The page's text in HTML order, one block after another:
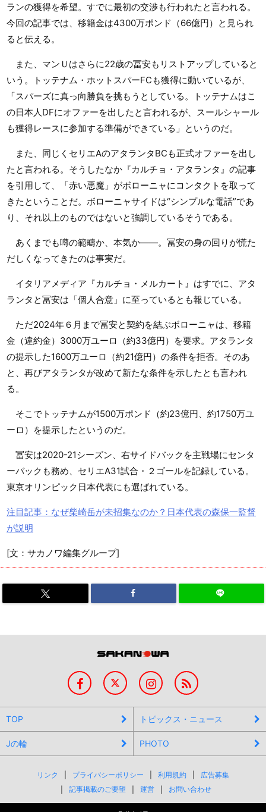
ランの獲得を希望。すでに最初の交渉も行われたと言われる。
今回の記事では、移籍金は4300万ポンド（66億円）と見られ
ると伝える。
また、マンＵはさらに22歳の冨安もリストアップしていると
いう。トッテナム・ホットスパーFCも獲得に動いているが、
「スパーズに真っ向勝負を挑もうとしている。トッテナムはこ
の日本人DFにオファーを出したと言われるが、スールシャール
も獲得レースに参加する準備ができている」というのだ。
また、同じくセリエAのアタランタBCも正式オファーを出し
たと言われる。そうしたなか『カルチョ・アタランタ』の記事
を引用して、「赤い悪魔」がボローニャにコンタクトを取って
きたということだ。ボローニャサイドは“シンプルな電話”であ
り、それ以上のものではないと強調しているそうである。
あくまでも噂の範疇か、本気か――。冨安の身の回りが慌た
だしくなってきたのは事実だ。
イタリアメディア『カルチョ・メルカート』はすでに、アタ
ランタと冨安は「個人合意」に至っているとも報じている。
ただ2024年６月まで冨安と契約を結ぶボローニャは、移籍
金（違約金）3000万ユーロ（約33億円）を要求。アタランタ
の提示した1600万ユーロ（約21億円）の条件を拒否。そのあ
と、再びアタランタが改めて新たな条件を示したとも言われ
る。
そこでトッテナムが1500万ポンド（約23億円、約1750万ユ
ーロ）を提示したというのだ。
冨安は2020-21シーズン、右サイドバックを主戦場にセンタ
ーバックも務め、セリエA31試合・２ゴールを記録している。
東京オリンピック日本代表にも選ばれている。
注目記事：なぜ柴崎岳が未招集なのか？日本代表の森保一監督
が説明
[文：サカノワ編集グループ]
TOP トピックス・ニュース
Jの輪 PHOTO
リンク プライバシーポリシー 利用規約
広告募集
記事掲載のご要望
運営 お問い合わせ